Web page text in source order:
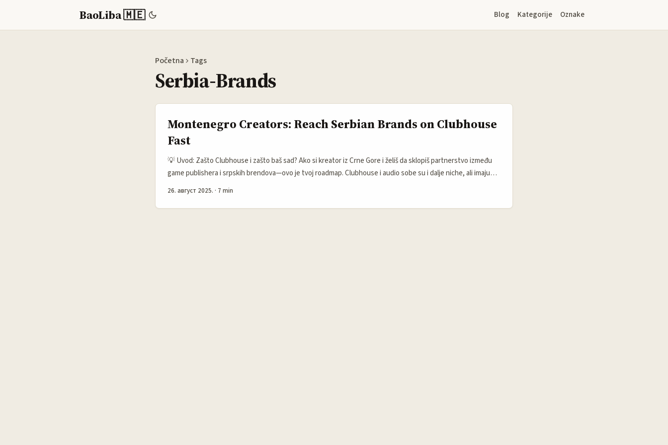
BaoLiba 🇲🇪 Blog Kategorije Oznake
Početna Tags
Serbia-Brands
Montenegro Creators: Reach Serbian Brands on Clubhouse
Fast
💡 Uvod: Zašto Clubhouse i zašto baš sad? Ako si kreator iz Crne Gore i želiš da sklopiš partnerstvo između
game publishera i srpskih brendova—ovo je tvoj roadmap. Clubhouse i audio sobe su i dalje niche, ali imaju
specijalnu moć: kad dobra tema upali, publika je visoko angažovana i spremna da diskutuje, a ljudi iz
26. август 2025. · 7 min